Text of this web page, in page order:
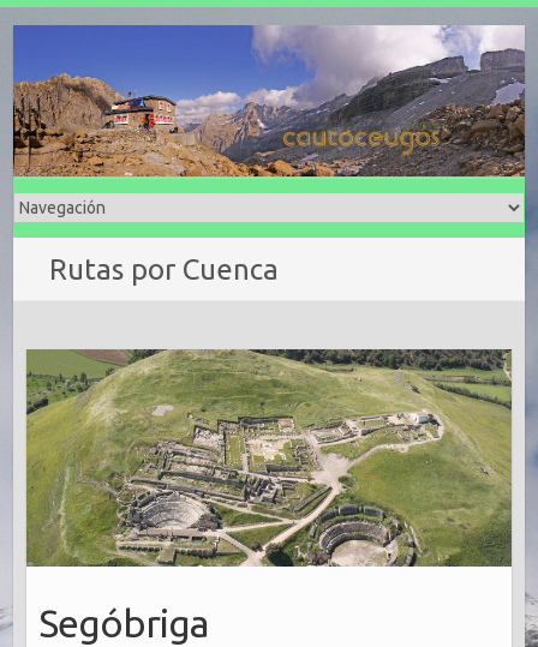
Rutas por Cuenca
Segóbriga